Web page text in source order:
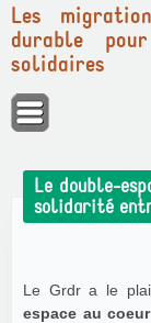
Panneau de gestion
Les
durable
solidaires
Le double-
solidarité
Le Grdr a le
espace au